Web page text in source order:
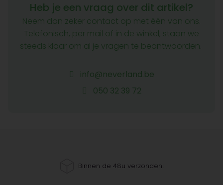
Heb je een vraag over dit artikel?
Neem dan zeker contact op met één van ons.
Telefonisch, per mail of in de winkel, staan we
steeds klaar om al je vragen te beantwoorden.
info@neverland.be
050 32 39 72
Binnen de 48u verzonden!